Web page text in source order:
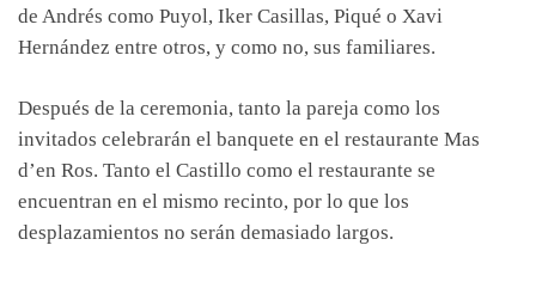
de Andrés como Puyol, Iker Casillas, Piqué o Xavi
Hernández entre otros, y como no, sus familiares.
Después de la ceremonia, tanto la pareja como los
invitados celebrarán el banquete en el restaurante Mas
d’en Ros. Tanto el Castillo como el restaurante se
encuentran en el mismo recinto, por lo que los
desplazamientos no serán demasiado largos.